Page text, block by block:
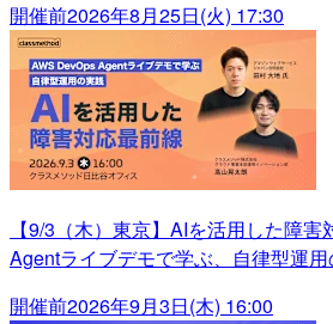
開催前2026年8月25日(火) 17:30
【9/3（木）東京】AIを活用した障
Agentライブデモで学ぶ、自律型運
開催前2026年9月3日(木) 16:00